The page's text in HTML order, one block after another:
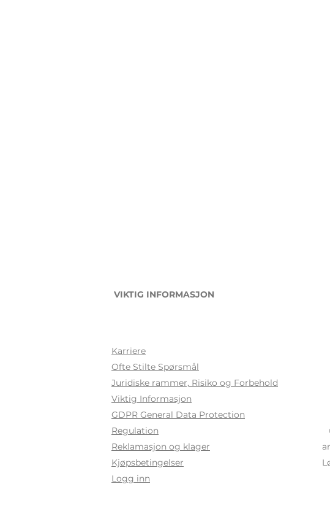
VIKTIG INFORMASJON
Karriere
Ofte Stilte Spørsmål
Juridiske rammer, Risiko og Forbehold
Viktig Informasjon
GDPR General Data Protection
Regulation
Reklamasjon og klager
Kjøpsbetingelser
Logg inn